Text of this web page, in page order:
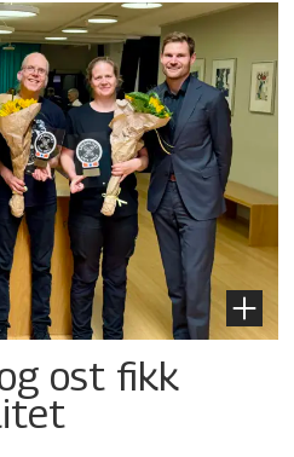
ost fikk